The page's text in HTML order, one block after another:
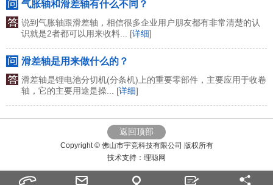
气胀轴和滑差轴有什么不同？
说到气胀轴跟滑差轴，相信很多企业用户朋友都有非常清楚的认
识就是2者都可以用来收料... [详细]
滑差轴是用来做什么的？
滑差轴是锂电池分切机(分条机)上的重要零部件，主要应用于收卷
轴，它的主要用途是操... [详细]
返回顶部
Copyright © 佛山市宇竞科技有限公司 版权所有
技术支持： 理聪网